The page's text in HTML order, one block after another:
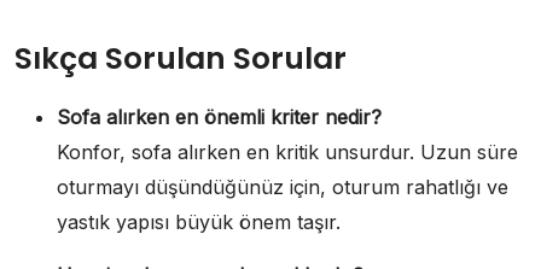
Sıkça Sorulan Sorular
Sofa alırken en önemli kriter nedir?
Konfor, sofa alırken en kritik unsurdur. Uzun süre
oturmayı düşündüğünüz için, oturum rahatlığı ve
yastık yapısı büyük önem taşır.